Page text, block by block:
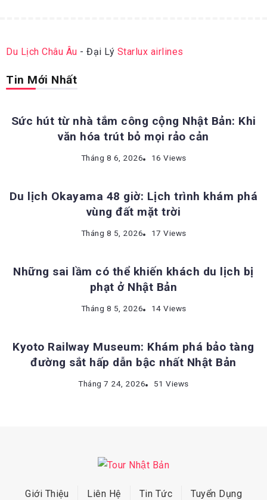
Du Lịch Châu Âu - Đại Lý Starlux airlines
Tin Mới Nhất
Sức hút từ nhà tắm công cộng Nhật Bản: Khi
văn hóa trút bỏ mọi rảo cản
Tháng 8 6, 2026 16 Views
ĐỊA ĐIỂM DU LỊCH NHẬT BẢN
Du lịch Okayama 48 giờ: Lịch trình khám phá
vùng đất mặt trời
Tháng 8 5, 2026 17 Views
KINH NGHIỆM DU LỊCH NHẬT BẢN
Những sai lầm có thể khiến khách du lịch bị
phạt ở Nhật Bản
Tháng 8 5, 2026 14 Views
ĐỊA ĐIỂM DU LỊCH NHẬT BẢN
Kyoto Railway Museum: Khám phá bảo tàng
đường sắt hấp dẫn bậc nhất Nhật Bản
Tháng 7 24, 2026 51 Views
Giới Thiệu Liên Hệ Tin Tức Tuyển Dụng